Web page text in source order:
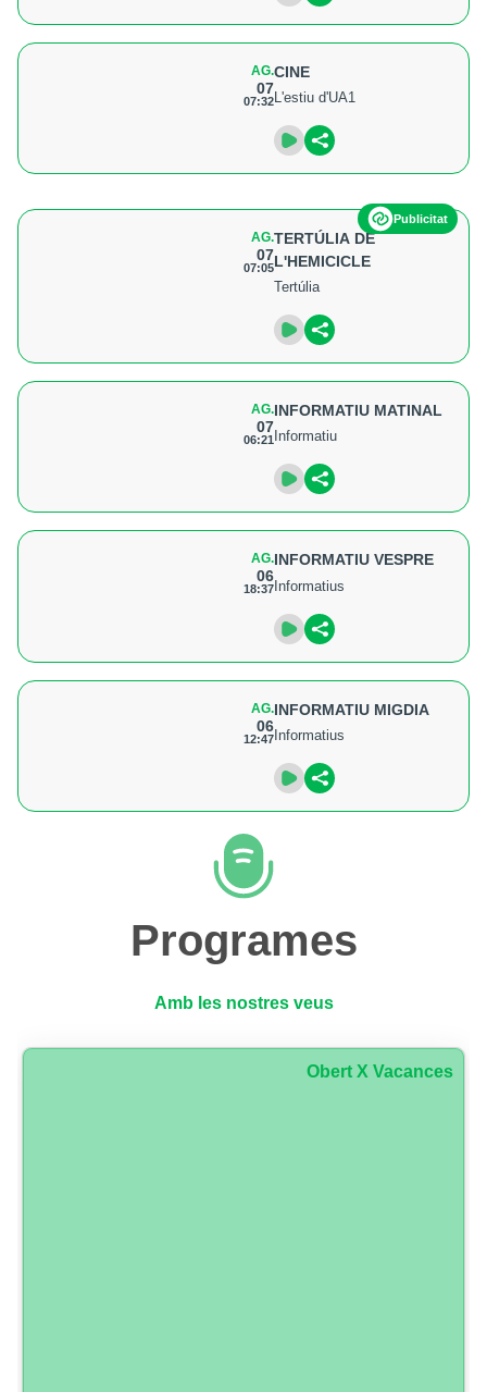
AG.
07
07:32
CINE
L'estiu d'UA1
Publicitat
AG.
07
07:05
TERTÚLIA DE
L'HEMICICLE
Tertúlia
AG.
07
06:21
INFORMATIU MATINAL
Informatiu
AG.
06
18:37
INFORMATIU VESPRE
Informatius
AG.
06
12:47
INFORMATIU MIGDIA
Informatius
Programes
Amb les nostres veus
Obert X Vacances